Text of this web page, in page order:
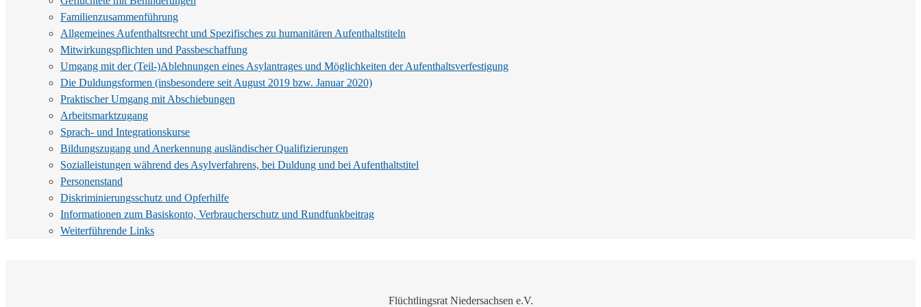
Familienzusammenführung
Allgemeines Aufenthaltsrecht und Spezifisches zu humanitären Aufenthaltstiteln
Mitwirkungspflichten und Passbeschaffung
Umgang mit der (Teil-)Ablehnungen eines Asylantrages und Möglichkeiten der Aufenthaltsverfestigung
Die Duldungsformen (insbesondere seit August 2019 bzw. Januar 2020)
Praktischer Umgang mit Abschiebungen
Arbeitsmarktzugang
Sprach- und Integrationskurse
Bildungszugang und Anerkennung ausländischer Qualifizierungen
Sozialleistungen während des Asylverfahrens, bei Duldung und bei Aufenthaltstitel
Personenstand
Diskriminierungsschutz und Opferhilfe
Informationen zum Basiskonto, Verbraucherschutz und Rundfunkbeitrag
Weiterführende Links
Flüchtlingsrat Niedersachsen e.V.